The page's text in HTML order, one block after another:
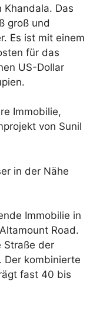
Khandala. Das
groß und
Es ist mit einem
für das
US-Dollar
Immobilie,
von Sunil
in der Nähe
Immobilie in
Road.
Straße der
Der kombinierte
fast 40 bis